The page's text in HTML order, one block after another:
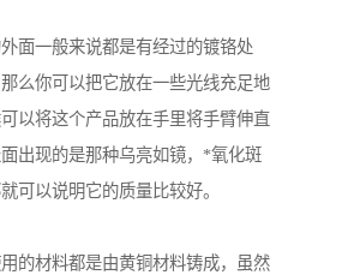
面一般来说都是有经过的镀铬处
么你可以把它放在一些光线充足地
以将这个产品放在手里将手臂伸直
出现的是那种乌亮如镜，*氧化斑
可以说明它的质量比较好。
的材料都是由黄铜材料铸成，虽然